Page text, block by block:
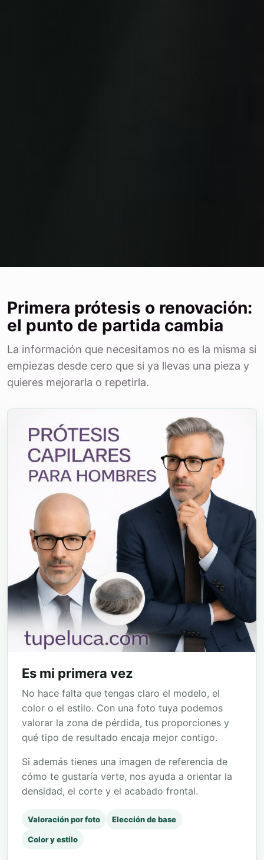
Primera prótesis o renovación:
el punto de partida cambia
La información que necesitamos no es la misma si
empiezas desde cero que si ya llevas una pieza y
quieres mejorarla o repetirla.
Es mi primera vez
No hace falta que tengas claro el modelo, el
color o el estilo. Con una foto tuya podemos
valorar la zona de pérdida, tus proporciones y
qué tipo de resultado encaja mejor contigo.
Si además tienes una imagen de referencia de
cómo te gustaría verte, nos ayuda a orientar la
densidad, el corte y el acabado frontal.
Valoración por foto Elección de base
Color y estilo